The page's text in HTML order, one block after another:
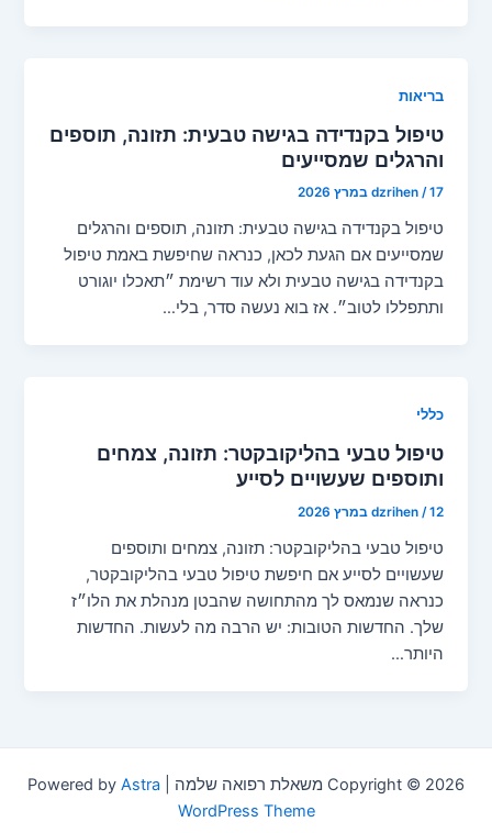
בריאות
טיפול בקנדידה בגישה טבעית: תזונה, תוספים
והרגלים שמסייעים
dzrihen /17 במרץ 2026
טיפול בקנדידה בגישה טבעית: תזונה, תוספים והרגלים
שמסייעים אם הגעת לכאן, כנראה שחיפשת באמת טיפול
בקנדידה בגישה טבעית ולא עוד רשימת ״תאכלו יוגורט
ותתפללו לטוב״. אז בוא נעשה סדר, בלי…
כללי
טיפול טבעי בהליקובקטר: תזונה, צמחים
ותוספים שעשויים לסייע
dzrihen /12 במרץ 2026
טיפול טבעי בהליקובקטר: תזונה, צמחים ותוספים
שעשויים לסייע אם חיפשת טיפול טבעי בהליקובקטר,
כנראה שנמאס לך מהתחושה שהבטן מנהלת את הלו״ז
שלך. החדשות הטובות: יש הרבה מה לעשות. החדשות
היותר…
Copyright © 2026 משאלת רפואה שלמה | Powered by
Astra
WordPress Theme